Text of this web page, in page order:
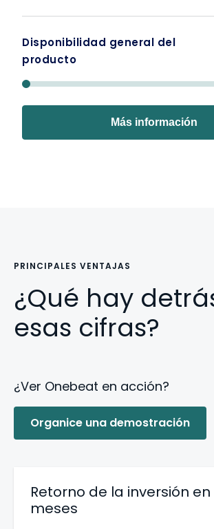
Disponibilidad general del
producto
Más información
PRINCIPALES VENTAJAS
¿Qué hay
esas cifras?
¿Ver Onebeat en acción?
Organice una demostración
Retorno de la inversión
meses